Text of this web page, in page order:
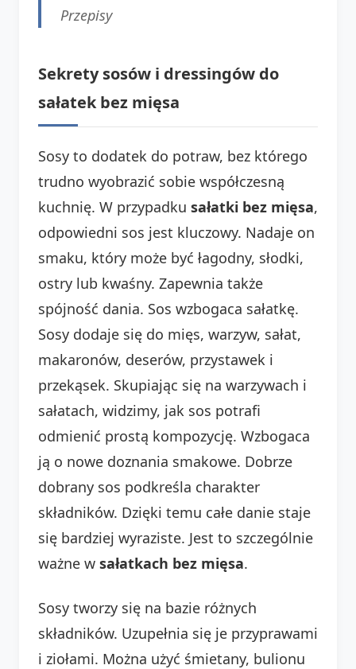
Przepisy
Sekrety sosów i dressingów do
sałatek bez mięsa
Sosy to dodatek do potraw, bez którego
trudno wyobrazić sobie współczesną
kuchnię. W przypadku sałatki bez mięsa,
odpowiedni sos jest kluczowy. Nadaje on
smaku, który może być łagodny, słodki,
ostry lub kwaśny. Zapewnia także
spójność dania. Sos wzbogaca sałatkę.
Sosy dodaje się do mięs, warzyw, sałat,
makaronów, deserów, przystawek i
przekąsek. Skupiając się na warzywach i
sałatach, widzimy, jak sos potrafi
odmienić prostą kompozycję. Wzbogaca
ją o nowe doznania smakowe. Dobrze
dobrany sos podkreśla charakter
składników. Dzięki temu całe danie staje
się bardziej wyraziste. Jest to szczególnie
ważne w sałatkach bez mięsa.
Sosy tworzy się na bazie różnych
składników. Uzupełnia się je przyprawami
i ziołami. Można użyć śmietany, bulionu